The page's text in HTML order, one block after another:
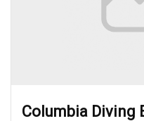
Columbia Diving